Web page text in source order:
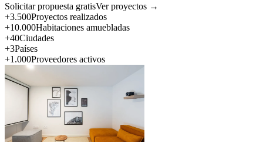
Solicitar propuesta gratisVer proyectos →
+3.500Proyectos realizados
+10.000Habitaciones amuebladas
+40Ciudades
+3Países
+1.000Proveedores activos